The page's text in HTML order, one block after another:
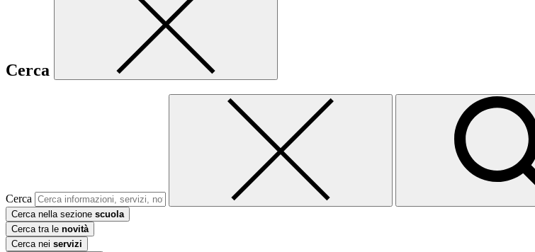
Cerca
Cerca
Cerca nella sezione scuola
Cerca tra le novità
Cerca nei servizi